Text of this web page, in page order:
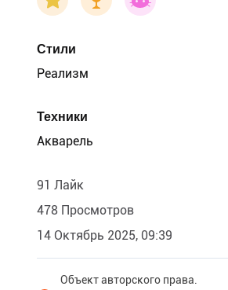
Стили
Реализм
Техники
Акварель
91 Лайк
478 Просмотров
14 Октябрь 2025, 09:39
Объект авторского права.